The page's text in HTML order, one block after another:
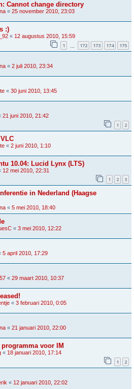
Cannot change directory
« 25 november 2010, 23:03
:)
« 12 augustus 2010, 15:59
1 172 173 174 175
« 2 juli 2010, 23:34
« 30 juni 2010, 13:45
21 juni 2010, 21:42
1 2
« 2 juni 2010, 1:10
10.04: Lucid Lynx (LTS)
12 mei 2010, 22:31
1 2 3
in Nederland (Haagse
« 5 mei 2010, 18:40
« 3 mei 2010, 12:22
5 april 2010, 17:29
« 29 maart 2010, 10:37
« 3 februari 2010, 0:05
« 21 januari 2010, 22:00
voor IM
« 18 januari 2010, 17:14
1 2
« 12 januari 2010, 22:02